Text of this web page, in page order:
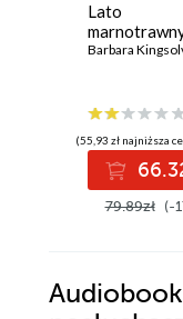
Lato
Barbara
(55,93 zł najniższa
79.89zł (-